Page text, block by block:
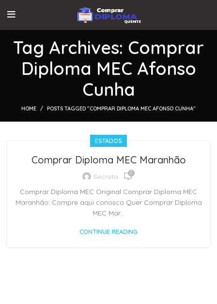
Tag Archives: Comprar
Diploma MEC Afonso
Cunha
HOME POSTS TAGGED "COMPRAR DIPLOMA MEC AFONSO CUNHA"
ESTADOS
Comprar Diploma MEC Maranhão
Secreto 0
Comprar Diploma MEC Original Comprar Diploma MEC
Maranhão: Compre aqui conosco Quer Comprar Diploma
MEC Mar...
CONTINUE READING